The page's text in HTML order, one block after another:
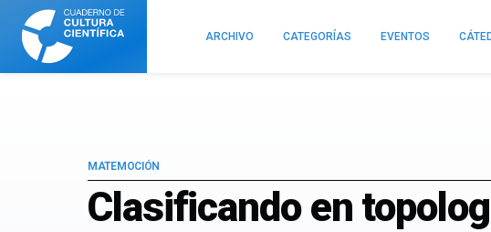
Cuaderno
Cultura
Científica
ARCHIVO CATEGORÍAS EVENTOS
Clasificando en
MATEMOCIÓN